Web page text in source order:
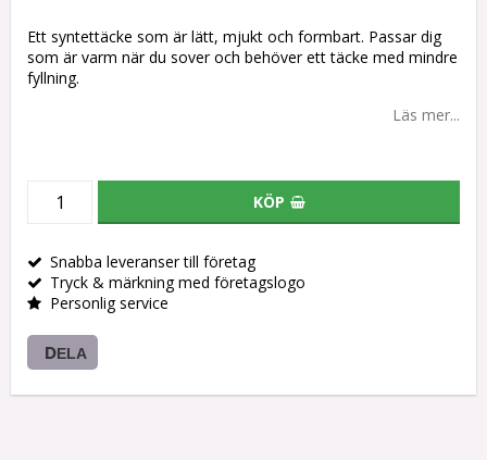
Ett syntettäcke som är lätt, mjukt och formbart. Passar dig
som är varm när du sover och behöver ett täcke med mindre
fyllning.
Läs mer...
KÖP
Snabba leveranser till företag
Tryck & märkning med företagslogo
Personlig service
DELA